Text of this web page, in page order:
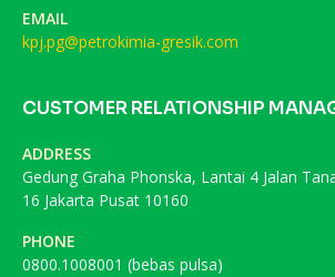
EMAIL
kpj.pg@petrokimia-gresik.com
CUSTOMER RELATIONSHIP
ADDRESS
Gedung Graha Phonska, Lantai 4 Jalan
16 Jakarta Pusat 10160
PHONE
0800.1008001 (bebas pulsa)